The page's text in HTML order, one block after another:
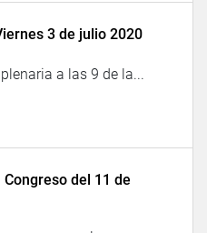
3 de julio 2020
a las 9 de la...
del 11 de